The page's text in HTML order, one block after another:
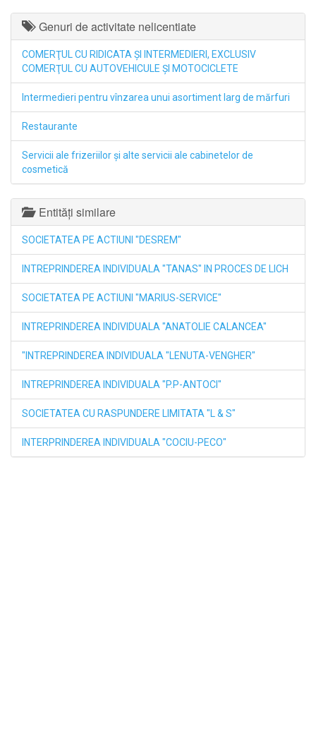
Genuri de activitate nelicentiate
COMERŢUL CU RIDICATA ŞI INTERMEDIERI, EXCLUSIV
COMERŢUL CU AUTOVEHICULE ŞI MOTOCICLETE
Intermedieri pentru vînzarea unui asortiment larg de mărfuri
Restaurante
Servicii ale frizeriilor şi alte servicii ale cabinetelor de
cosmetică
Entități similare
SOCIETATEA PE ACTIUNI "DESREM"
INTREPRINDEREA INDIVIDUALA "TANAS" IN PROCES DE LICH
SOCIETATEA PE ACTIUNI "MARIUS-SERVICE"
INTREPRINDEREA INDIVIDUALA "ANATOLIE CALANCEA"
"INTREPRINDEREA INDIVIDUALA "LENUTA-VENGHER"
INTREPRINDEREA INDIVIDUALA "P.P-ANTOCI"
SOCIETATEA CU RASPUNDERE LIMITATA "L & S"
INTERPRINDEREA INDIVIDUALA "COCIU-PECO"